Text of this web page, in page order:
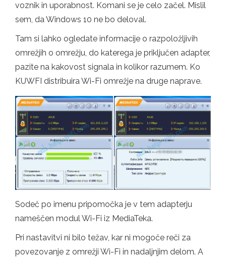
voznik in uporabnost. Komani se je celo začel. Mislil
sem, da Windows 10 ne bo deloval.
Tam si lahko ogledate informacije o razpoložljivih
omrežjih o omrežju, do katerega je priključen adapter,
pazite na kakovost signala in kolikor razumem. Ko
KUWFI distribuira Wi-Fi omrežje na druge naprave.
Sodeč po imenu pripomočka je v tem adapterju
nameščen modul Wi-Fi iz MediaTeka.
Pri nastavitvi ni bilo težav, kar ni mogoče reči za
povezovanje z omrežji Wi-Fi in nadaljnjim delom. A